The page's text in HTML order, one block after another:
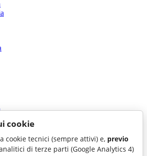
cookie
cookie tecnici (sempre attivi) e, previo
di terze parti (Google Analytics 4)